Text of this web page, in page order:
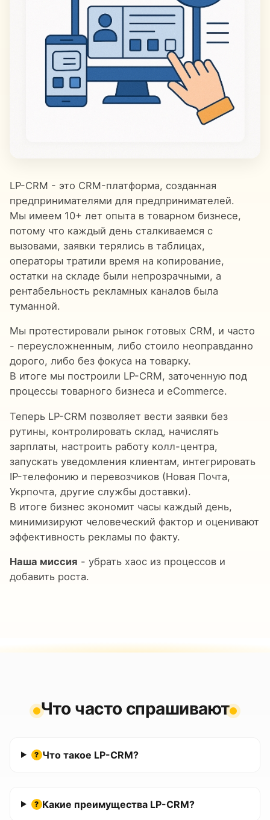
LP-CRM - это CRM-платформа, созданная
предпринимателями для предпринимателей.
Мы имеем 10+ лет опыта в товарном бизнесе,
потому что каждый день сталкиваемся с
вызовами, заявки терялись в таблицах,
операторы тратили время на копирование,
остатки на складе были непрозрачными, а
рентабельность рекламных каналов была
туманной.
Мы протестировали рынок готовых CRM, и часто
- переусложненным, либо стоило неоправданно
дорого, либо без фокуса на товарку.
В итоге мы построили LP-CRM, заточенную под
процессы товарного бизнеса и eCommerce.
Теперь LP-CRM позволяет вести заявки без
рутины, контролировать склад, начислять
зарплаты, настроить работу колл-центра,
запускать уведомления клиентам, интегрировать
IP-телефонию и перевозчиков (Новая Почта,
Укрпочта, другие службы доставки).
В итоге бизнес экономит часы каждый день,
минимизируют человеческий фактор и оценивают
эффективность рекламы по факту.
Наша миссия - убрать хаос из процессов и
добавить роста.
Что часто спрашивают
? Что такое LP-CRM?
? Какие преимущества LP-CRM?